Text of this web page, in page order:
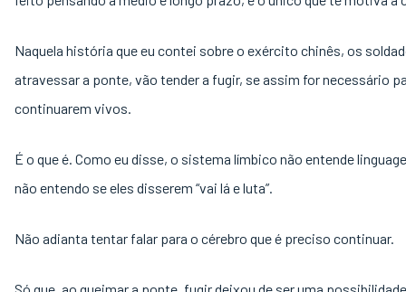
Naquela história que eu contei sobre o exército chinês, os
atravessar a ponte, vão tender a fugir, se assim for necessário
continuarem vivos.
É o que é. Como eu disse, o sistema límbico não entende
não entendo se eles disserem “vai lá e luta”.
Não adianta tentar falar para o cérebro que é preciso continuar.